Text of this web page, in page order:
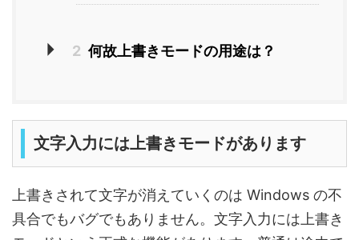
2 何故上書きモードの用途は？
文字入力には上書きモードがあります
上書きされて文字が消えていくのは Windows の不
具合でもバグでもありません。文字入力には上書き